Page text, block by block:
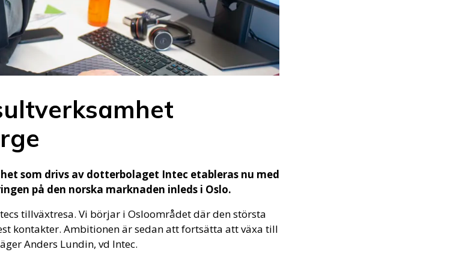
som drivs av dotterbolaget Intec etableras nu med
på den norska marknaden inleds i Oslo.
tillväxtresa. Vi börjar i Osloområdet där den största
kontakter. Ambitionen är sedan att fortsätta att växa till
Anders Lundin, vd Intec.